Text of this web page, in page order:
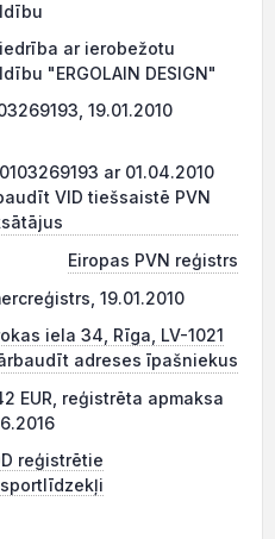
ar ierobežotu
"ERGOLAIN DESIGN"
19.01.2010
ar 01.04.2010
VID tiešsaistē PVN
Eiropas PVN reģistrs
19.01.2010
iela 34, Rīga, LV-1021
adreses īpašniekus
EUR, reģistrēta apmaksa
reģistrētie